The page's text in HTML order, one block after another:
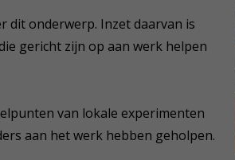
dit onderwerp. Inzet daarvan is
gericht zijn op aan werk helpen
van lokale experimenten
aan het werk hebben geholpen.